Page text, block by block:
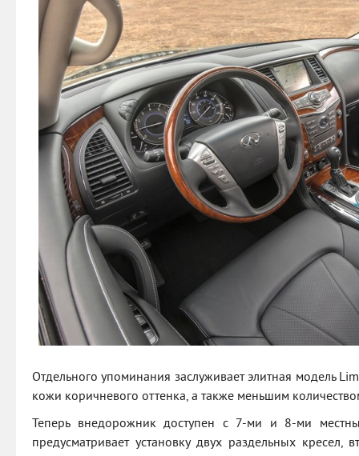
Отдельного упоминания заслуживает элитная модель
кожи коричневого оттенка, а также меньшим
Теперь внедорожник доступен с 7-ми и 8-ми
предусматривает установку двух раздельных